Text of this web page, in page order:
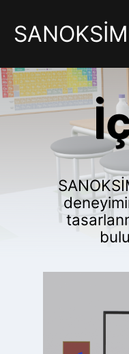
SANOKSİM